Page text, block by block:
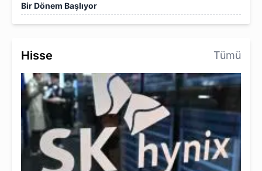
Bir Dönem Başlıyor
Hisse Tümü